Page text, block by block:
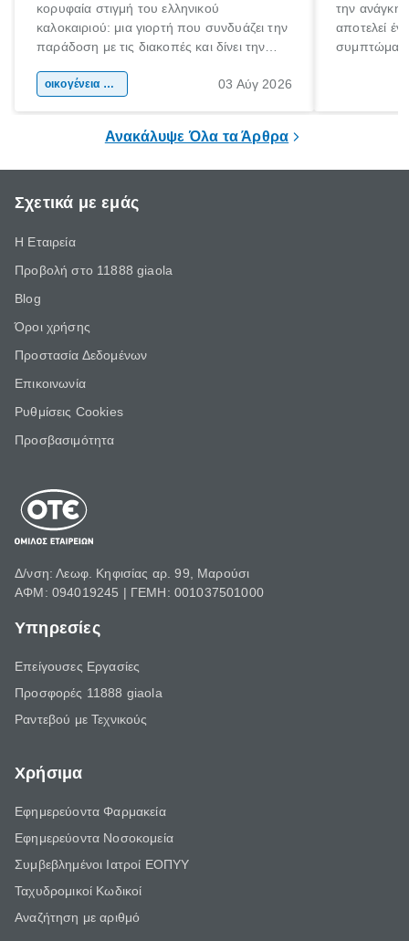
κορυφαία στιγμή του ελληνικού
καλοκαιριού: μια γιορτή που συνδυάζει την
παράδοση με τις διακοπές και δίνει την
χώρας. Είτε πρόκειται για λίγες μέρες
οικογένεια & παιδί 03 Αύγ 2026
την ανάγκη
αποτελεί
Ανακάλυψε Όλα τα Άρθρα
Σχετικά με εμάς
Η Εταιρεία
Προβολή στο 11888 giaola
Blog
Όροι χρήσης
Προστασία Δεδομένων
Επικοινωνία
Ρυθμίσεις Cookies
Προσβασιμότητα
Δ/νση: Λεωφ. Κηφισίας αρ. 99, Μαρούσι
ΑΦΜ: 094019245 | ΓΕΜΗ: 001037501000
Υπηρεσίες
Επείγουσες Εργασίες
Προσφορές 11888 giaola
Ραντεβού με Τεχνικούς
Χρήσιμα
Εφημερεύοντα Φαρμακεία
Εφημερεύοντα Νοσοκομεία
Συμβεβλημένοι Ιατροί ΕΟΠΥΥ
Ταχυδρομικοί Κωδικοί
Αναζήτηση με αριθμό